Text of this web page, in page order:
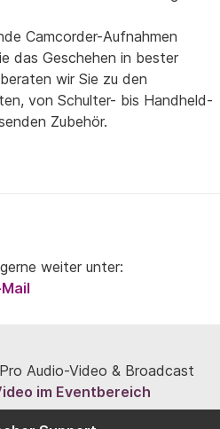
Camcorder-Aufnahmen
das Geschehen in bester
wir Sie zu den
von Schulter- bis Handheld-
Zubehör.
weiter unter:
Pro Audio-Video & Broadcast
im Eventbereich